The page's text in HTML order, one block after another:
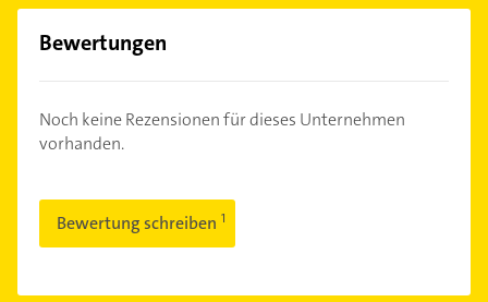
Bewertungen
Noch keine Rezensionen für dieses Unternehmen
vorhanden.
Bewertung schreiben